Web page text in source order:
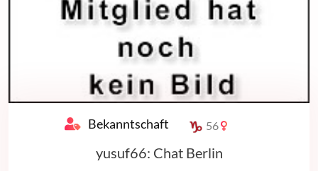
Bekanntschaft 56
yusuf66: Chat Berlin